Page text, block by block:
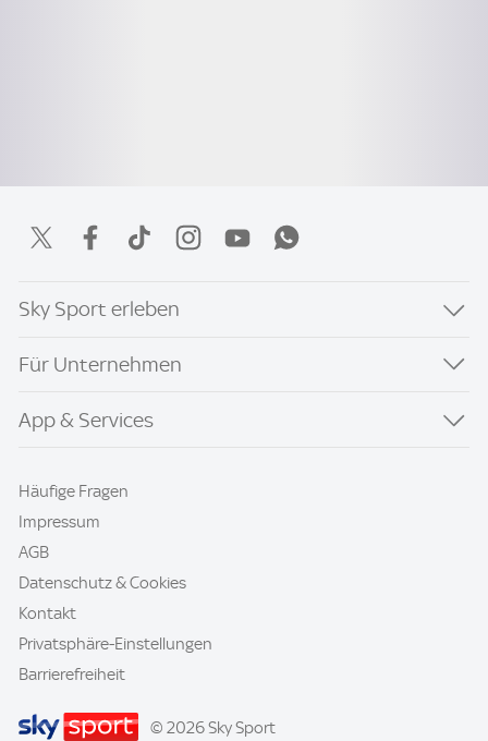
Sky Sport erleben
Für Unternehmen
App & Services
Häufige Fragen
Impressum
AGB
Datenschutz & Cookies
Kontakt
Privatsphäre-Einstellungen
Barrierefreiheit
© 2026 Sky Sport